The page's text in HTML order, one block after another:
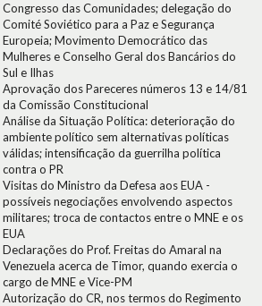
Congresso das Comunidades; delegação do
Comité Soviético para a Paz e Segurança
Europeia; Movimento Democrático das
Mulheres e Conselho Geral dos Bancários do
Sul e Ilhas
Aprovação dos Pareceres números 13 e 14/81
da Comissão Constitucional
Análise da Situação Política: deterioração do
ambiente político sem alternativas políticas
válidas; intensificação da guerrilha política
contra o PR
Visitas do Ministro da Defesa aos EUA -
possíveis negociações envolvendo aspectos
militares; troca de contactos entre o MNE e os
EUA
Declarações do Prof. Freitas do Amaral na
Venezuela acerca de Timor, quando exercia o
cargo de MNE e Vice-PM
Autorização do CR, nos termos do Regimento